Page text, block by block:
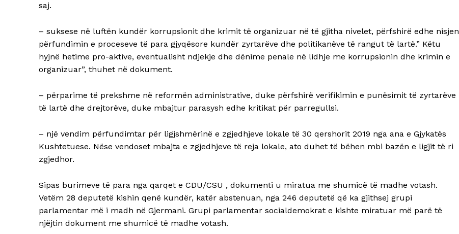
saj.
– suksese në luftën kundër korrupsionit dhe krimit të organizuar në të gjitha nivelet, përfshirë edhe nisjen
përfundimin e proceseve të para gjyqësore kundër zyrtarëve dhe politikanëve të rangut të lartë.” Këtu
hyjnë hetime pro-aktive, eventualisht ndjekje dhe dënime penale në lidhje me korrupsionin dhe krimin e
organizuar”, thuhet në dokument.
– përparime të prekshme në reformën administrative, duke përfshirë verifikimin e punësimit të zyrtarëve
të lartë dhe drejtorëve, duke mbajtur parasysh edhe kritikat për parregullsi.
– një vendim përfundimtar për ligjshmërinë e zgjedhjeve lokale të 30 qershorit 2019 nga ana e Gjykatës
Kushtetuese. Nëse vendoset mbajta e zgjedhjeve të reja lokale, ato duhet të bëhen mbi bazën e ligjit të ri
zgjedhor.
Sipas burimeve të para nga qarqet e CDU/CSU , dokumenti u miratua me shumicë të madhe votash.
Vetëm 28 deputetë kishin qenë kundër, katër abstenuan, nga 246 deputetë që ka gjithsej grupi
parlamentar më i madh në Gjermani. Grupi parlamentar socialdemokrat e kishte miratuar më parë të
njëjtin dokument me shumicë të madhe votash.